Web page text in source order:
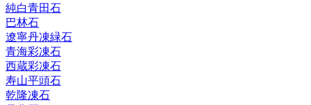
純白青田石
巴林石
遼寧丹凍緑石
青海彩凍石
西蔵彩凍石
寿山平頭石
乾隆凍石